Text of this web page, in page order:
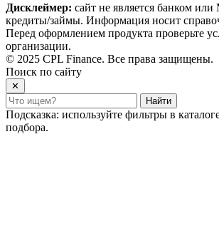
Дисклеймер: сайт не является банком
кредиты/займы. Информация носит
Перед оформлением продукта проверьте
организации.
© 2025 CPL Finance. Все права защищены.
Поиск по сайту
✕
Найти
Подсказка: используйте фильтры в
подбора.